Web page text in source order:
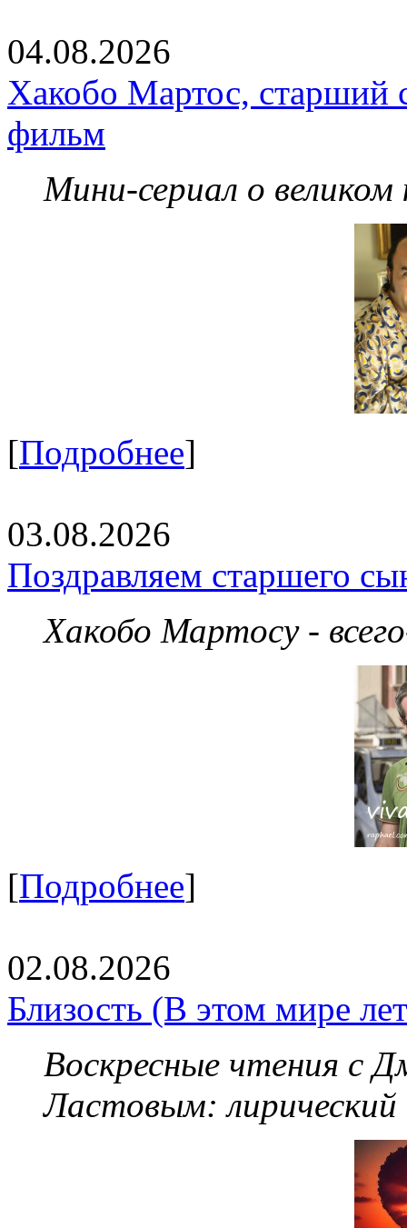
04.08.2026
Хакобо Мартос, старший
фильм
Мини-сериал о великом
[Подробнее]
03.08.2026
Поздравляем старшего
Хакобо Мартосу -
[Подробнее]
02.08.2026
Близость (В этом мире
Воскресные чтения с
Ластовым: